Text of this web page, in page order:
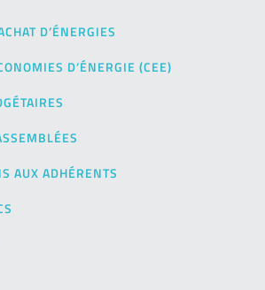
D’ÉNERGIES
D’ÉNERGIE (CEE)
AUX ADHÉRENTS